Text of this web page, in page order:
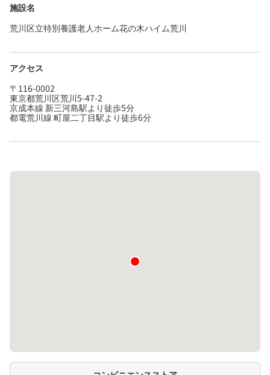
施設名
荒川区立特別養護老人ホーム花の木ハイム荒川
アクセス
〒116-0002
東京都荒川区荒川5-47-2
京成本線 新三河島駅より徒歩5分
都電荒川線 町屋二丁目駅より徒歩6分